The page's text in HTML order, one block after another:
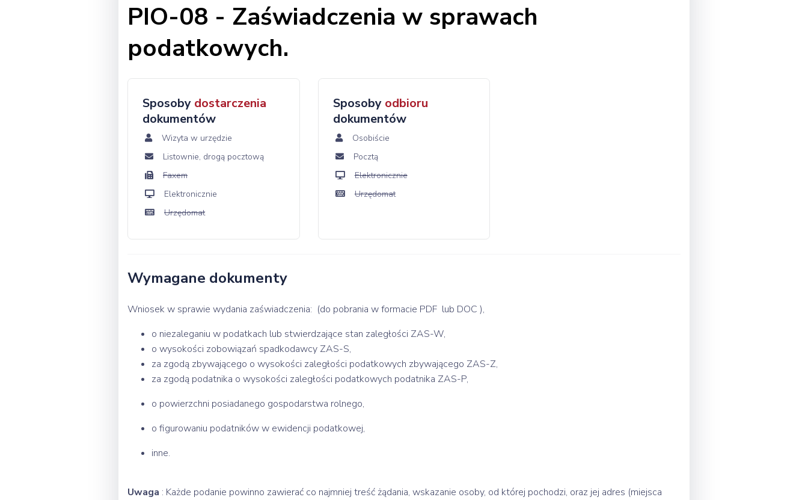
PIO-08 - Zaświadczenia w sprawach
podatkowych.
Sposoby dostarczenia
dokumentów
Wizyta w urzędzie
Listownie, drogą pocztową
Faxem
Elektronicznie
Urzędomat
Sposoby odbioru
dokumentów
Osobiście
Pocztą
Elektronicznie
Urzędomat
Wymagane dokumenty
Wniosek w sprawie wydania zaświadczenia: (do pobrania w formacie PDF lub DOC ),
o niezaleganiu w podatkach lub stwierdzające stan zaległości ZAS-W,
o wysokości zobowiązań spadkodawcy ZAS-S,
za zgodą zbywającego o wysokości zaległości podatkowych zbywającego ZAS-Z,
za zgodą podatnika o wysokości zaległości podatkowych podatnika ZAS-P,
o powierzchni posiadanego gospodarstwa rolnego,
o figurowaniu podatników w ewidencji podatkowej,
inne.
Uwaga : Każde podanie powinno zawierać co najmniej treść żądania, wskazanie osoby, od której pochodzi, oraz jej adres (miejsca